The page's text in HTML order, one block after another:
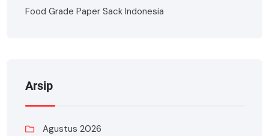
Food Grade Paper Sack Indonesia
Arsip
Agustus 2026